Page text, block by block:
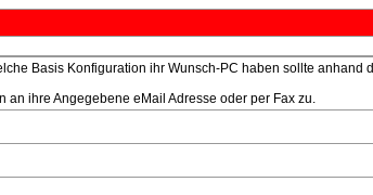
Basis Konfiguration ihr Wunsch-PC haben sollte
ihre Angegebene eMail Adresse oder per Fax zu.